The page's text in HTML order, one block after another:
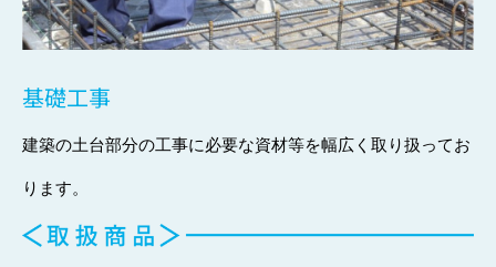
基礎工事
建築の土台部分の工事に必要な資材等を幅広く取り扱ってお
ります。